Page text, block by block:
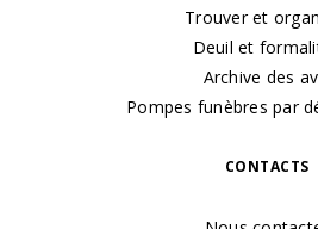
Trouver et
Deuil et
Archive des
Pompes funèbres par
CONTACTS